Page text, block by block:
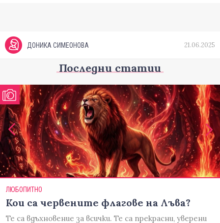
ДОНИКА СИМЕОНОВА 21.06.2025
Последни статии
ЛЮБОПИТНО
Кои са червените флагове на Лъва?
Те са вдъхновение за всички. Те са прекрасни, уверени